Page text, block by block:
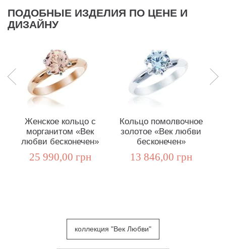
ПОДОБНЫЕ ИЗДЕЛИЯ ПО ЦЕНЕ И
ДИЗАЙНУ
Женское кольцо с
морганитом «Век
любви бесконечен»
25 990,00 грн
Кольцо помолвочное
золотое «Век любви
бесконечен»
13 846,00 грн
коллекция "Век Любви"